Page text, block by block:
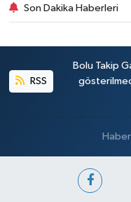
Son Dakika Haberleri
RSS
Bolu Takip
Haber